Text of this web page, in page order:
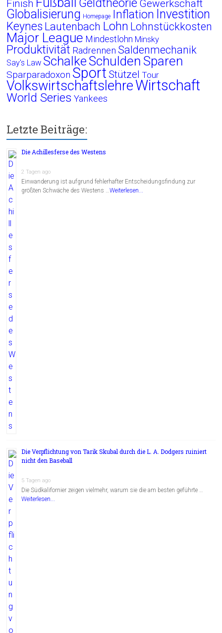
Finish Gewerkschaft
Globalisierung Homepage Inflation Investition
Keynes Lautenbach Lohn Lohnstückkosten
Major League Mindestlohn Minsky
Produktivität Radrennen Saldenmechanik
Say's Law Schalke Schulden Sparen
Sparparadoxon Sport Stützel Tour
VolkswirtschaftslehreWirtschaft
World Series Yankees
Letzte Beiträge:
Die Achillesferse des Westens
2 Tagen ago
Einwanderung ist aufgrund fehlerhafter Entscheidungsfindung zur
größten Schwäche des Westens …Weiterlesen...
Die Verpflichtung von Tarik Skubal durch die L. A. Dodgers ruiniert
nicht den Baseball
5 Tagen ago
Die Südkalifornier zeigen vielmehr, warum sie die am besten geführte …
Weiterlesen...